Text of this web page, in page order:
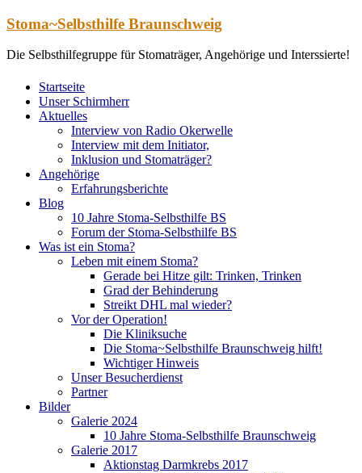
Zum
springen
Stoma~Selbsthilfe Braunschweig
Die Selbsthilfegruppe für Stomaträger, Angehörige und Interssierte!
Startseite
Unser Schirmherr
Aktuelles
Interview von Radio Okerwelle
Interview mit dem Initiator,
Inklusion und Stomaträger?
Angehörige
Erfahrungsberichte
Blog
10 Jahre Stoma-Selbsthilfe BS
Forum der Stoma-Selbsthilfe BS
Was ist ein Stoma?
Leben mit einem Stoma?
Gerade bei Hitze gilt: Trinken, Trinken
Grad der Behinderung
Streikt DHL mal wieder?
Vor der Operation!
Die Kliniksuche
Die Stoma~Selbsthilfe Braunschweig hilft!
Wichtiger Hinweis
Unser Besucherdienst
Partner
Bilder
Galerie 2024
10 Jahre Stoma-Selbsthilfe Braunschweig
Galerie 2017
Aktionstag Darmkrebs 2017